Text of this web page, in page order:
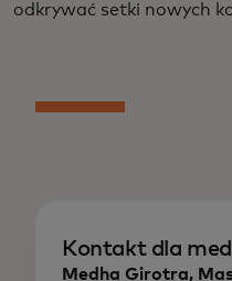
odkrywać setki nowych
Kontakt dla
Medha Girotra,